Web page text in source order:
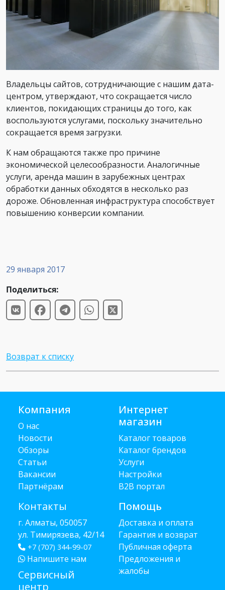
29 января 2017
Поделиться:
Владельцы сайтов, сотрудничающие с нашим дата-
центром, утверждают, что сокращается число
клиентов, покидающих страницы до того, как
воспользуются услугами, поскольку значительно
сокращается время загрузки.
К нам обращаются также про причине
экономической целесообразности. Аналогичные
услуги, аренда машин в зарубежных центрах
обработки данных обходятся в несколько раз
дороже. Обновленная инфраструктура способствует
повышению конверсии компании.
Возврат к списку
Компания
О нас
Новости
Обзоры
Статьи
Вакансии
Партнёрам
Контакты
г. Алматы, 050057
ул. Тимирязева, 42/14
+7 (707) 344-99-07
Напишите нам
Сервисный
центр
Интернет
магазин
Каталог товаров
Каталог брендов
Услуги
Настройки
B2B портал
Помощь
Доставка и оплата
Гарантия и возврат
Публичная оферта
Предложения и
жалобы